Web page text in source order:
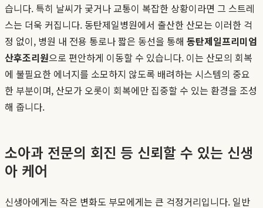
습니다. 특히 날씨가 궂거나 교통이 복잡한 상황이라면 그 스트레
스는 더욱 커집니다. 동탄제일병원에서 출산한 산모는 이러한 걱
정 없이, 병원 내 전용 통로나 짧은 동선을 통해 동탄제일프리미엄
산후조리원으로 편안하게 이동할 수 있습니다. 이는 산모의 회복
에 불필요한 에너지를 소모하지 않도록 배려하는 시스템의 중요
한 부분이며, 산모가 오롯이 회복에만 집중할 수 있는 환경을 조성
해 줍니다.
소아과 전문의 회진 등 신뢰할 수 있는 신생
아 케어
신생아에게는 작은 변화도 부모에게는 큰 걱정거리입니다. 일반